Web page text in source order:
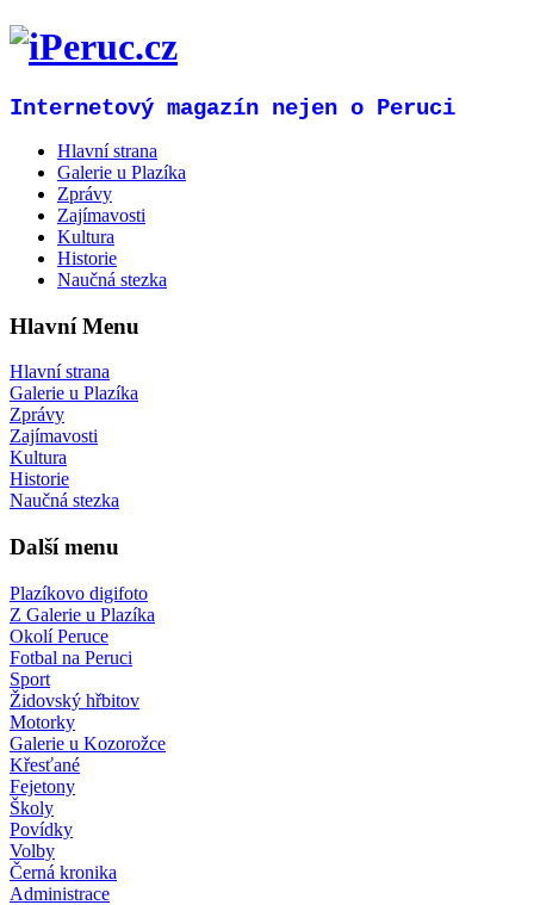
Internetový magazín nejen o Peruci
Hlavní strana
Galerie u Plazíka
Zprávy
Zajímavosti
Kultura
Historie
Naučná stezka
Hlavní Menu
Hlavní strana
Galerie u Plazíka
Zprávy
Zajímavosti
Kultura
Historie
Naučná stezka
Další menu
Plazíkovo digifoto
Z Galerie u Plazíka
Okolí Peruce
Fotbal na Peruci
Sport
Židovský hřbitov
Motorky
Galerie u Kozorožce
Křesťané
Fejetony
Školy
Povídky
Volby
Černá kronika
Administrace